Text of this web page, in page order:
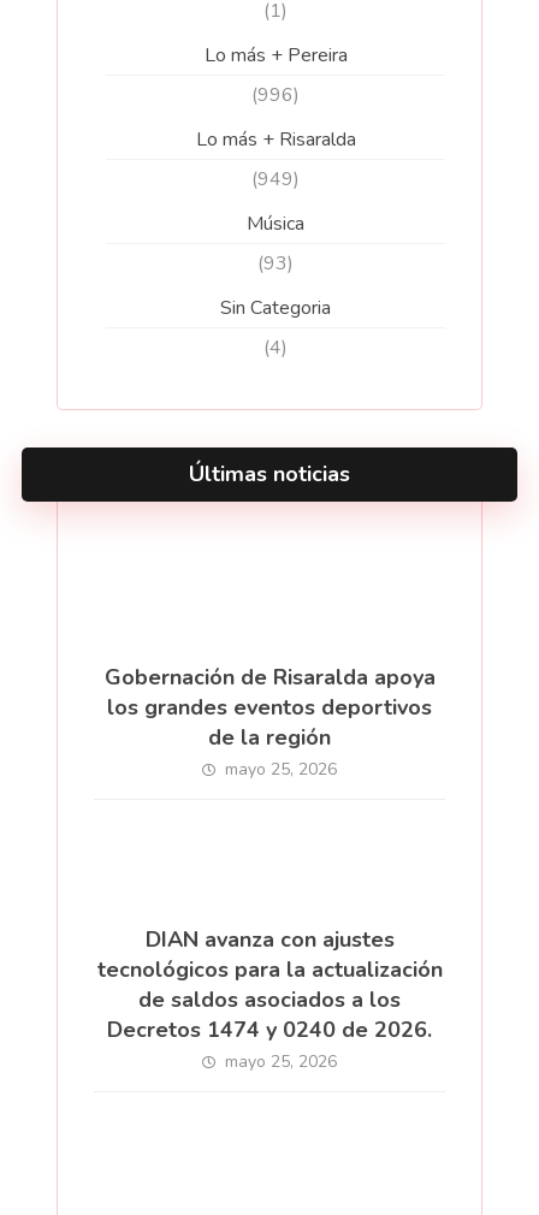
(1)
Lo más + Pereira
(996)
Lo más + Risaralda
(949)
Música
(93)
Sin Categoria
(4)
Últimas noticias
Gobernación de Risaralda apoya
los grandes eventos deportivos
de la región
mayo 25, 2026
DIAN avanza con ajustes
tecnológicos para la actualización
de saldos asociados a los
Decretos 1474 y 0240 de 2026.
mayo 25, 2026